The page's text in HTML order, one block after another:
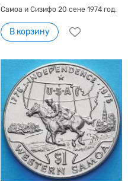
Самоа и Сизифо 20 сене 1974 год.
В корзину